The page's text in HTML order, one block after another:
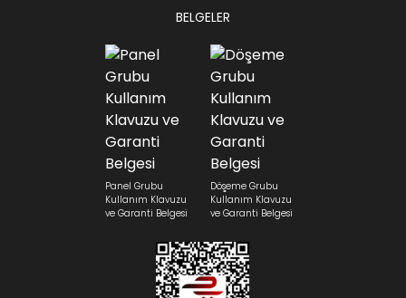
BELGELER
Panel Grubu
Kullanım Klavuzu
ve Garanti Belgesi
Döşeme Grubu
Kullanım Klavuzu
ve Garanti Belgesi